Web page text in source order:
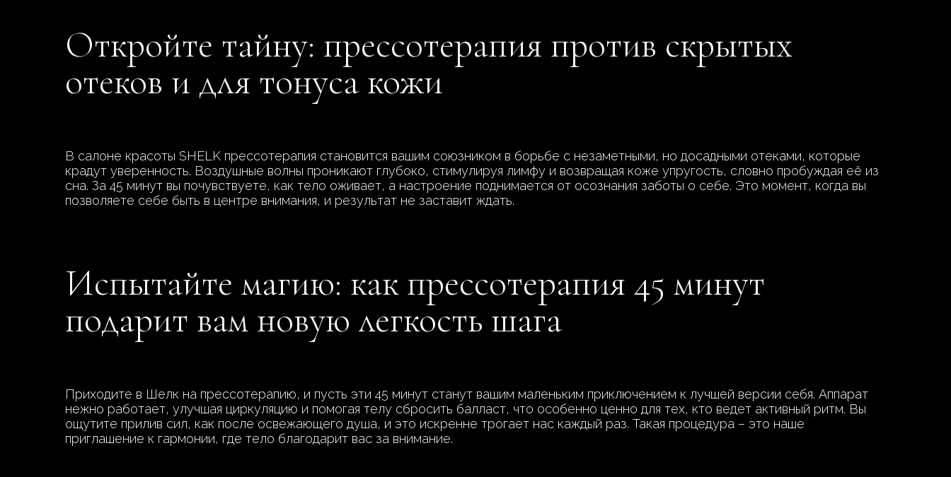
Откройте тайну: прессотерапия против скрытых
отеков и для тонуса кожи
В салоне красоты SHELK прессотерапия становится вашим союзником в борьбе с незаметными, но досадными отеками, которые
крадут уверенность. Воздушные волны проникают глубоко, стимулируя лимфу и возвращая коже упругость, словно пробуждая её из
сна. За 45 минут вы почувствуете, как тело оживает, а настроение поднимается от осознания заботы о себе. Это момент, когда вы
позволяете себе быть в центре внимания, и результат не заставит ждать.
Испытайте магию: как прессотерапия 45 минут
подарит вам новую легкость шага
Приходите в Шелк на прессотерапию, и пусть эти 45 минут станут вашим маленьким приключением к лучшей версии себя. Аппарат
нежно работает, улучшая циркуляцию и помогая телу сбросить балласт, что особенно ценно для тех, кто ведет активный ритм. Вы
ощутите прилив сил, как после освежающего душа, и это искренне трогает нас каждый раз. Такая процедура – это наше
приглашение к гармонии, где тело благодарит вас за внимание.